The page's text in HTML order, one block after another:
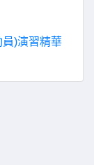
員)演習精華